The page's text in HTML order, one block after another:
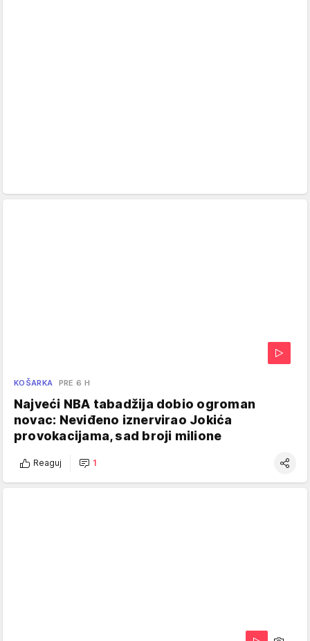
KOŠARKA PRE 6 H
Najveći NBA tabadžija dobio ogroman
novac: Neviđeno iznervirao Jokića
provokacijama, sad broji milione
Reaguj 1